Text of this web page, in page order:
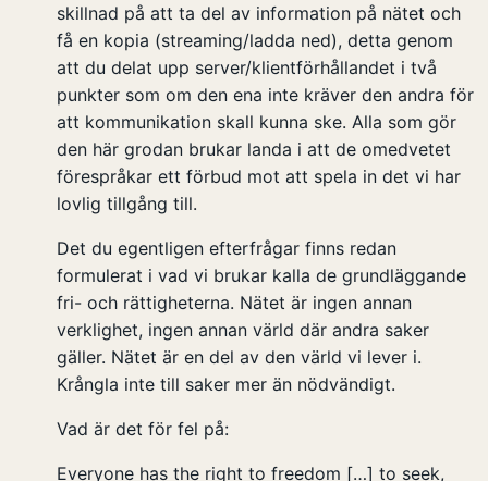
skillnad på att ta del av information på nätet och
få en kopia (streaming/ladda ned), detta genom
att du delat upp server/klientförhållandet i två
punkter som om den ena inte kräver den andra för
att kommunikation skall kunna ske. Alla som gör
den här grodan brukar landa i att de omedvetet
förespråkar ett förbud mot att spela in det vi har
lovlig tillgång till.
Det du egentligen efterfrågar finns redan
formulerat i vad vi brukar kalla de grundläggande
fri- och rättigheterna. Nätet är ingen annan
verklighet, ingen annan värld där andra saker
gäller. Nätet är en del av den värld vi lever i.
Krångla inte till saker mer än nödvändigt.
Vad är det för fel på:
Everyone has the right to freedom […] to seek,